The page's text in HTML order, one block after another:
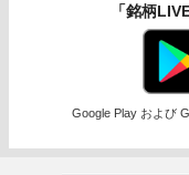
「銘柄
Google Play および